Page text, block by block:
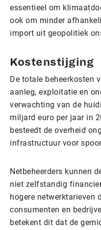
essentieel om
ook om minder
import uit geopolitiek
Kostenstijging
De totale beheerkosten
aanleg, exploitatie en
verwachting van de
miljard euro per jaar in
besteedt de overheid
infrastructuur voor
Netbeheerders kunnen
niet zelfstandig
hogere netwerktarieven
consumenten en
betekent dit dat de